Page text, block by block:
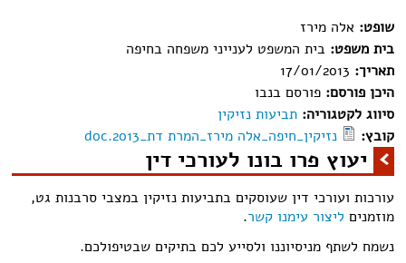
שופט: אלה מירז
בית משפט:בית המשפט לענייני משפחה בחיפה
תאריך: 17/01/2013
היכן פורסם:פורסם בנבו
סיווג לקטגוריה:תביעות נזיקין
קובץ:
נזיקין_חיפה_אלה מירז_המרת דת_2013.doc
יעוץ פרו בונו לעורכי דין
עורכות ועורכי דין שעוסקים בתביעות נזיקין במצבי סרבנות גט,
מוזמנים ליצור עימנו קשר.
נשמח לשתף מניסיוננו ולסייע לכם בתיקים שבטיפולכם.